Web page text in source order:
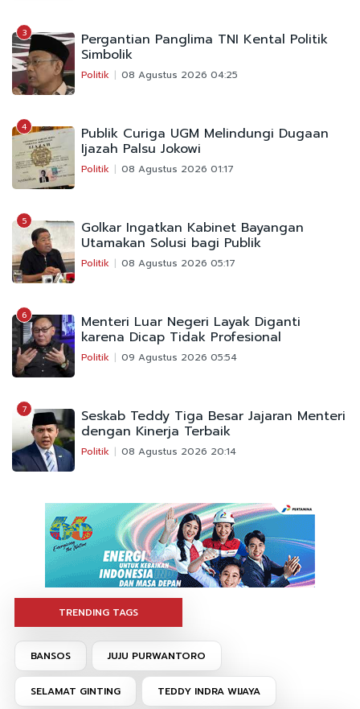
3 Pergantian Panglima TNI Kental Politik
Simbolik
Politik 08 Agustus 2026 04:25
4 Publik Curiga UGM Melindungi Dugaan
Ijazah Palsu Jokowi
Politik 08 Agustus 2026 01:17
5 Golkar Ingatkan Kabinet Bayangan
Utamakan Solusi bagi Publik
Politik 08 Agustus 2026 05:17
6 Menteri Luar Negeri Layak Diganti
karena Dicap Tidak Profesional
Politik 09 Agustus 2026 05:54
7 Seskab Teddy Tiga Besar Jajaran Menteri
dengan Kinerja Terbaik
Politik 08 Agustus 2026 20:14
TRENDING TAGS
BANSOS JUJU PURWANTORO
SELAMAT GINTING TEDDY INDRA WIJAYA